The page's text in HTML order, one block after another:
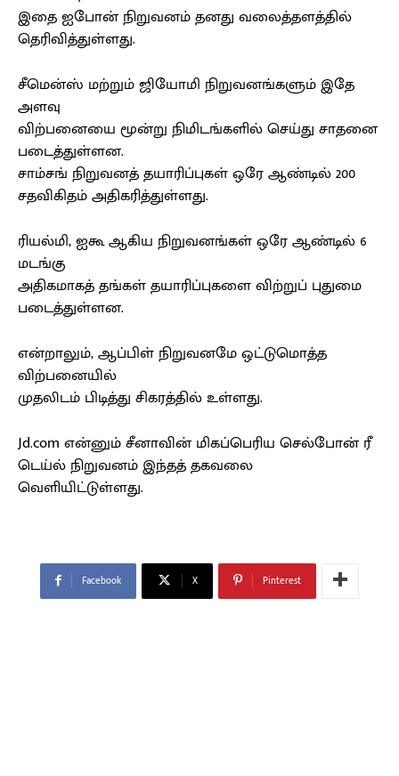
இதை ஐபோன் நிறுவனம் தனது வலைத்தளத்தில்
தெரிவித்துள்ளது.
சீமென்ஸ் மற்றும் ஜியோமி நிறுவனங்களும் இதே
அளவு
விற்பனையை மூன்று நிமிடங்களில் செய்து சாதனை
படைத்துள்ளன.
சாம்சங் நிறுவனத் தயாரிப்புகள் ஒரே ஆண்டில் 200
சதவிகிதம் அதிகரித்துள்ளது.
ரியல்மி, ஐகூ ஆகிய நிறுவனங்கள் ஒரே ஆண்டில் 6
மடங்கு
அதிகமாகத் தங்கள் தயாரிப்புகளை விற்றுப் புதுமை
படைத்துள்ளன.
என்றாலும், ஆப்பிள் நிறுவனமே ஒட்டுமொத்த
விற்பனையில்
முதலிடம் பிடித்து சிகரத்தில் உள்ளது.
Jd.com என்னும் சீனாவின் மிகப்பெரிய செல்போன் ரீ
டெய்ல் நிறுவனம் இந்தத் தகவலை
வெளியிட்டுள்ளது.
Facebook X Pinterest